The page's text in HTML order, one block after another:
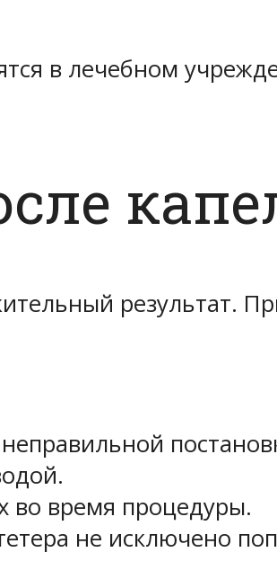
в лечебном
результат.
во время процедуры.
не исключено